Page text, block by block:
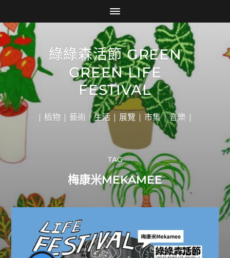
綠綠森活節 GREEN
GREEN LIFE
FESTIVAL
| 植物 | 藝術｜生活 | 展覽 | 市集 | 音樂 |
TAG
梅康米MEKAMEE